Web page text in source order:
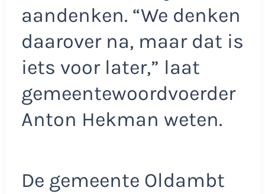
aandenken. “We denken
daarover na, maar dat is
iets voor later,” laat
gemeentewoordvoerder
Anton Hekman weten.
De gemeente Oldambt